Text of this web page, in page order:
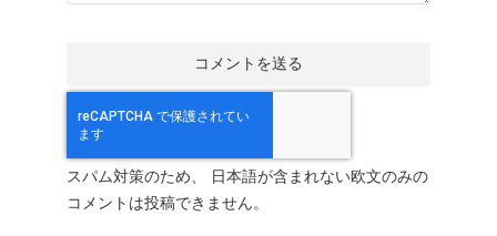
スパム対策のため、 日本語が含まれない欧文のみの
コメントは投稿できません。